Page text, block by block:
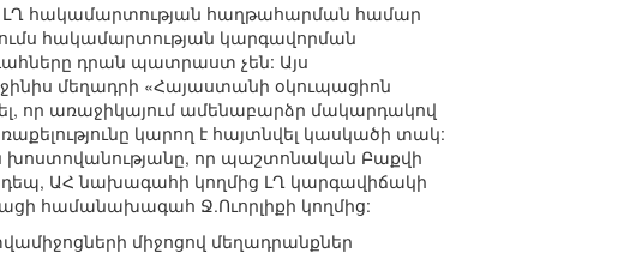
ԼՂ հակամարտության հաղթահարման համար
հակամարտության կարգավորման
դրան պատրաստ չեն: Այս
մեղադրի «Հայաստանի օկուպացիոն
որ առաջիկայում ամենաբարձր մակարդակով
կարող է հայտնվել կասկածի տակ:
խոստովանությանը, որ պաշտոնական Բաքվի
դեպ, ԱՀ նախագահի կողմից ԼՂ կարգավիճակի
համանախագահ Ջ.Ուորլիքի կողմից:
միջոցով մեղադրանքներ